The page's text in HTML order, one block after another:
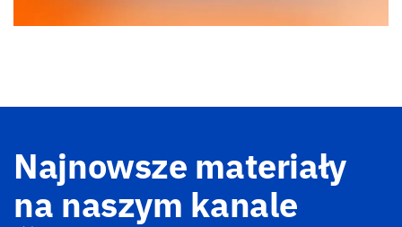
Najnowsze materiały
na naszym kanale